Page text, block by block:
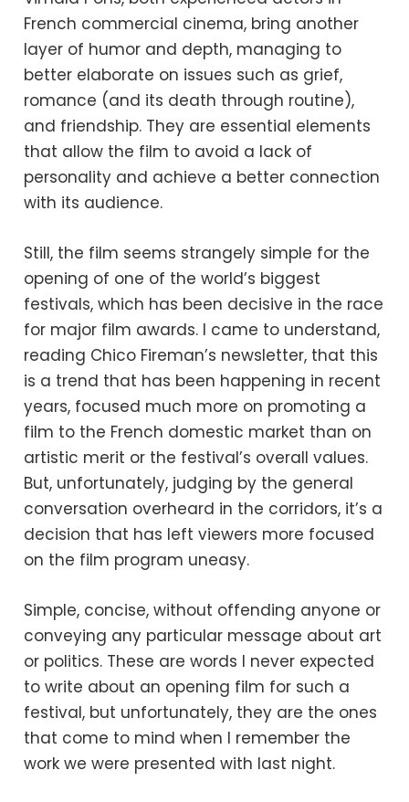
French commercial cinema, bring another
layer of humor and depth, managing to
better elaborate on issues such as grief,
romance (and its death through routine),
and friendship. They are essential elements
that allow the film to avoid a lack of
personality and achieve a better connection
with its audience.
Still, the film seems strangely simple for the
opening of one of the world’s biggest
festivals, which has been decisive in the race
for major film awards. I came to understand,
reading Chico Fireman’s newsletter, that this
is a trend that has been happening in recent
years, focused much more on promoting a
film to the French domestic market than on
artistic merit or the festival’s overall values.
But, unfortunately, judging by the general
conversation overheard in the corridors, it’s a
decision that has left viewers more focused
on the film program uneasy.
Simple, concise, without offending anyone or
conveying any particular message about art
or politics. These are words I never expected
to write about an opening film for such a
festival, but unfortunately, they are the ones
that come to mind when I remember the
work we were presented with last night.